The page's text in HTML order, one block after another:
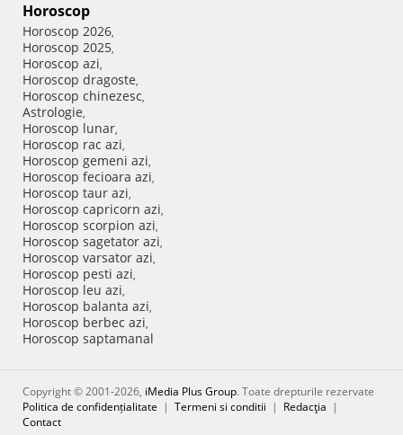
Horoscop
Horoscop 2026,
Horoscop 2025,
Horoscop azi,
Horoscop dragoste,
Horoscop chinezesc,
Astrologie,
Horoscop lunar,
Horoscop rac azi,
Horoscop gemeni azi,
Horoscop fecioara azi,
Horoscop taur azi,
Horoscop capricorn azi,
Horoscop scorpion azi,
Horoscop sagetator azi,
Horoscop varsator azi,
Horoscop pesti azi,
Horoscop leu azi,
Horoscop balanta azi,
Horoscop berbec azi,
Horoscop saptamanal
Copyright © 2001-2026, iMedia Plus Group. Toate drepturile rezervate
Politica de confidențialitate | Termeni si conditii | Redacţia |
Contact